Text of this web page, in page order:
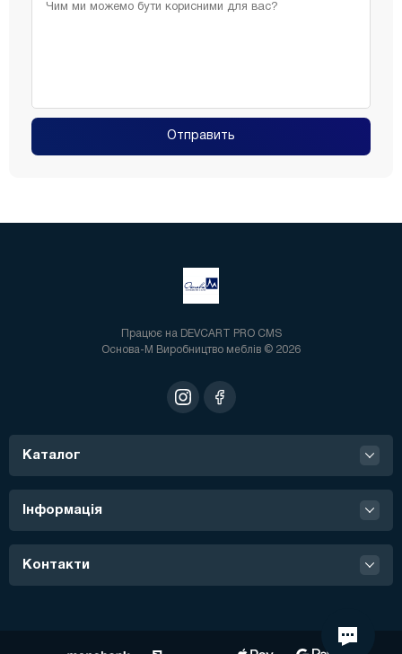
Отправить
Працює на
DEVCART PRO CMS
Основа-М Виробництво меблів © 2026
Каталог
Інформація
Контакти